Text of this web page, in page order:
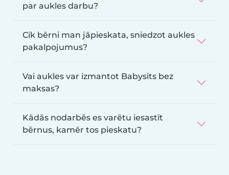
par aukles darbu?
Cik bērni man jāpieskata, sniedzot aukles
pakalpojumus?
Vai aukles var izmantot Babysits bez
maksas?
Kādās nodarbēs es varētu iesastīt
bērnus, kamēr tos pieskatu?